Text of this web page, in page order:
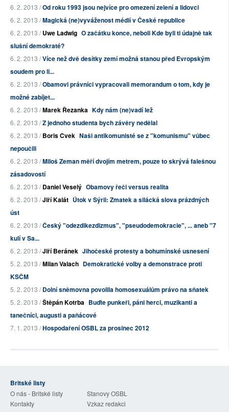
6. 2. 2013 /Od roku 1993 jsou nejvíce pro omezení zelení a lidovci
6. 2. 2013 /Magická (ne)vyváženost médií v České republice
6. 2. 2013 /Uwe Ladwig O začátku konce, neboli Kde byli ti údajně tak
slušní demokraté?
6. 2. 2013 /Více než dvě desítky zemí možná stanou před Evropským
soudem pro li...
6. 2. 2013 /Obamovi právníci vypracovali memorandum o tom, kdy je
možné zabíjet...
6. 2. 2013 /Marek Řezanka Kdy nám (ne)vadí lež
6. 2. 2013 /Z jednoho studenta bych závěry nedělal
6. 2. 2013 /Boris Cvek Naši antikomunisté se z "komunismu" vůbec
nepoučili
6. 2. 2013 /Miloš Zeman měří dvojím metrem, pouze to skrývá falešnou
zásadovostí
6. 2. 2013 /Daniel Veselý Obamovy řeči versus realita
6. 2. 2013 /Jiří Kalát Útok v Sýrii: Zmatek a silácká slova prázdných
úst
6. 2. 2013 /Český "odezdikezdizmus", "pseudodemokracie", ... aneb "7
kulí v Sa...
6. 2. 2013 /Jiří Beránek Jihočeské protesty a bohumínské usnesení
5. 2. 2013 /Milan Valach Demokratické volby a demonstrace proti
KSČM
5. 2. 2013 /Dolní sněmovna povolila homosexuálům právo na sňatek
5. 2. 2013 /Štěpán Kotrba Buďte punkeři, páni herci, muzikanti a
tanečníci, augusti a paňácové
7. 1. 2013 /Hospodaření OSBL za prosinec 2012
Britské listy
O nás - Britské listy
Stanovy OSBL
Kontakty
Vzkaz redakci